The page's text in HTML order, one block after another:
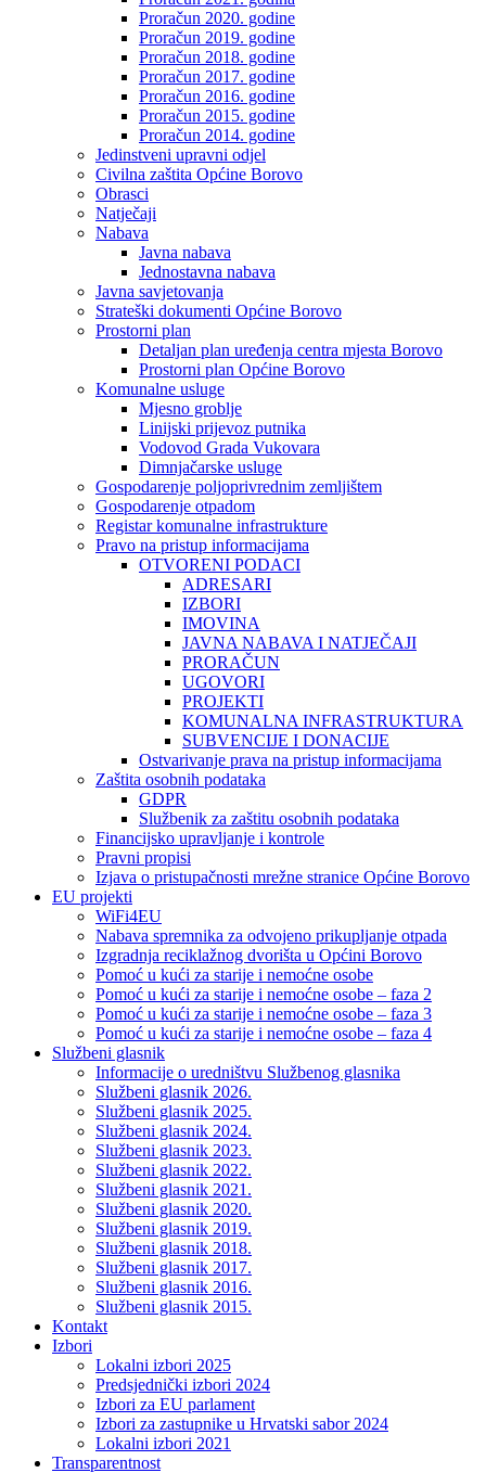
Proračun 2020. godine
Proračun 2019. godine
Proračun 2018. godine
Proračun 2017. godine
Proračun 2016. godine
Proračun 2015. godine
Proračun 2014. godine
Jedinstveni upravni odjel
Civilna zaštita Općine Borovo
Obrasci
Natječaji
Nabava
Javna nabava
Jednostavna nabava
Javna savjetovanja
Strateški dokumenti Općine Borovo
Prostorni plan
Detaljan plan uređenja centra mjesta Borovo
Prostorni plan Općine Borovo
Komunalne usluge
Mjesno groblje
Linijski prijevoz putnika
Vodovod Grada Vukovara
Dimnjačarske usluge
Gospodarenje poljoprivrednim zemljištem
Gospodarenje otpadom
Registar komunalne infrastrukture
Pravo na pristup informacijama
OTVORENI PODACI
ADRESARI
IZBORI
IMOVINA
JAVNA NABAVA I NATJEČAJI
PRORAČUN
UGOVORI
PROJEKTI
KOMUNALNA INFRASTRUKTURA
SUBVENCIJE I DONACIJE
Ostvarivanje prava na pristup informacijama
Zaštita osobnih podataka
GDPR
Službenik za zaštitu osobnih podataka
Financijsko upravljanje i kontrole
Pravni propisi
Izjava o pristupačnosti mrežne stranice Općine Borovo
EU projekti
WiFi4EU
Nabava spremnika za odvojeno prikupljanje otpada
Izgradnja reciklažnog dvorišta u Općini Borovo
Pomoć u kući za starije i nemoćne osobe
Pomoć u kući za starije i nemoćne osobe – faza 2
Pomoć u kući za starije i nemoćne osobe – faza 3
Pomoć u kući za starije i nemoćne osobe – faza 4
Službeni glasnik
Informacije o uredništvu Službenog glasnika
Službeni glasnik 2026.
Službeni glasnik 2025.
Službeni glasnik 2024.
Službeni glasnik 2023.
Službeni glasnik 2022.
Službeni glasnik 2021.
Službeni glasnik 2020.
Službeni glasnik 2019.
Službeni glasnik 2018.
Službeni glasnik 2017.
Službeni glasnik 2016.
Službeni glasnik 2015.
Kontakt
Izbori
Lokalni izbori 2025
Predsjednički izbori 2024
Izbori za EU parlament
Izbori za zastupnike u Hrvatski sabor 2024
Lokalni izbori 2021
Transparentnost